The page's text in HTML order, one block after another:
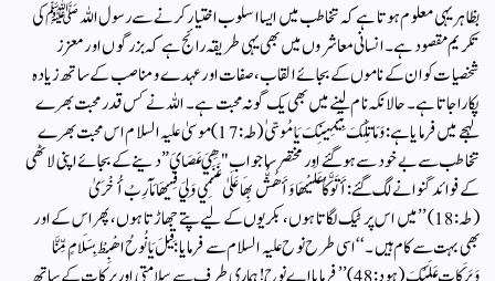
بظاہر یہی معلوم ہوتا ہے کہ تخاطب میں ایسا اسلوب اختیار کرنے سے رسول اللہ ﷺ کی
تکریم مقصود ہے۔ انسانی معاشروں میں بھی یہی طریقہ رائج ہے کہ بزرگوں اور معزز
شخصیات کو ان کے ناموں کے بجائے القاب، صفات اور عہدے و مناصب کے ساتھ زیادہ
پکارا جاتا ہے۔ حالانکہ نام لینے میں بھی یک گونہ محبت ہے۔ اللہ نے کس قدر محبت بھرے
لہجے میں فرمایا ہے:وَمَا تِلْكَ بِيَمِينِكَ يَا مُوسَىٰ (طہ:17)موسیٰ علیہ السلام اس محبت بھرے
تخاطب سے بے خود سے ہو گئے اور مختصر سا جواب "هِيَ عَصَايَ” دینے کے بجائے اپنی لاٹھی
کے فوائد گنوانے لگ گئے:أَتَوَكَّأُ عَلَيْهَا وَأَهُشُّ بِهَا عَلَىٰ غَنَمِي وَلِيَ فِيهَا مَآرِبُ أُخْرَىٰ
(طہ:18)’’میں اس پر ٹیک لگاتا ہوں، بکریوں کے لیے پتے جھاڑتا ہوں، پھر اس کے اور
بھی بہت سے کام ہیں۔‘‘اسی طرح نوح علیہ السلام سے فرمایا:قِيلَ يَا نُوحُ اهْبِطْ بِسَلَامٍ مِّنَّا